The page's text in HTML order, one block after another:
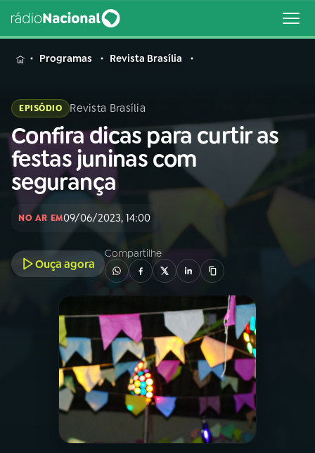
MENU
Buscar
na
Rádio
Nacional
Buscar
A RÁDIO
PROGRAMAÇÃO
PROGRAMAS
PODCASTS
Programas Revista Brasília
EPISÓDIO Revista Brasília
Confira dicas para curtir as
festas juninas com
segurança
NO AR EM09/06/2023, 14:00
Ouça agora
Compartilhe